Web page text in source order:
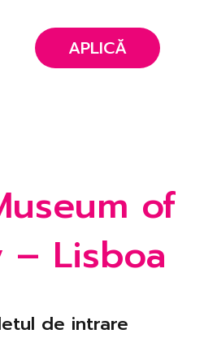
APLICĂ
of
– Lisboa
de intrare